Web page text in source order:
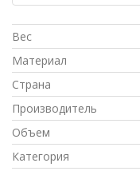
Вес
Материал
Страна
Производитель
Объем
Категория